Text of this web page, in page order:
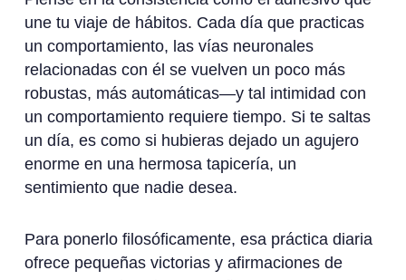
une tu viaje de hábitos. Cada día que practicas
un comportamiento, las vías neuronales
relacionadas con él se vuelven un poco más
robustas, más automáticas—y tal intimidad con
un comportamiento requiere tiempo. Si te saltas
un día, es como si hubieras dejado un agujero
enorme en una hermosa tapicería, un
sentimiento que nadie desea.
Para ponerlo filosóficamente, esa práctica diaria
ofrece pequeñas victorias y afirmaciones de